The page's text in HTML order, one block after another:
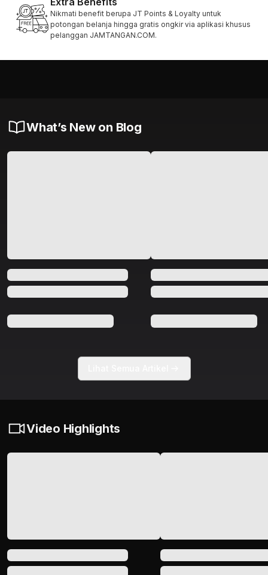
Nikmati benefit berupa JT Points & Loyalty untuk
potongan belanja hingga gratis ongkir via aplikasi khusus
pelanggan JAMTANGAN.COM.
What’s New on Blog
Video Highlights